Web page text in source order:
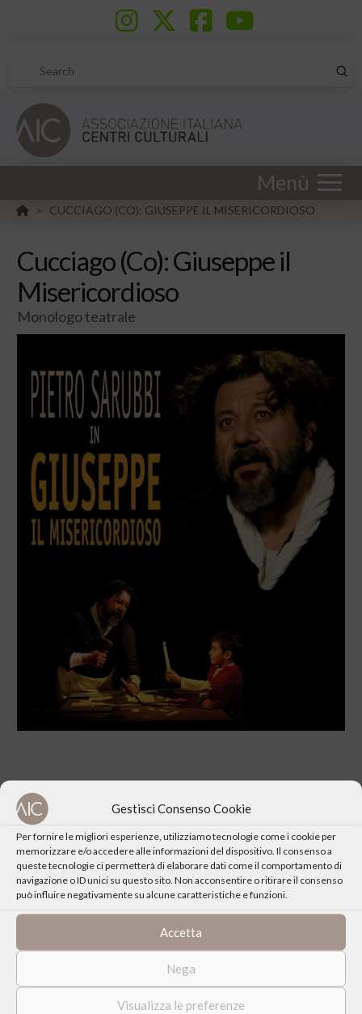
Gestisci Consenso Cookie
Per fornire le migliori esperienze, utilizziamo tecnologie come i cookie per
memorizzare e/o accedere alle informazioni del dispositivo. Il consenso a
queste tecnologie ci permetterà di elaborare dati come il comportamento di
navigazione o ID unici su questo sito. Non acconsentire o ritirare il consenso
può influire negativamente su alcune caratteristiche e funzioni.
Accetta
Nega
Visualizza le preferenze
Search
Menù
HOME
> CUCCIAGO (CO): GIUSEPPE IL MISERICORDIOSO
Cucciago (Co): Giuseppe il
Misericordioso
Monologo teatrale